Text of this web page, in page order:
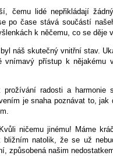
čemu lidé nepřikládají
po čase stává součástí
k něčemu, co se děje
náš skutečný vnitřní stav.
vnímavý přístup k
radosti a harmonie
je snaha poznávat to, jak
ničemu jinému! Máme
natolik, že se už
způsobená našim